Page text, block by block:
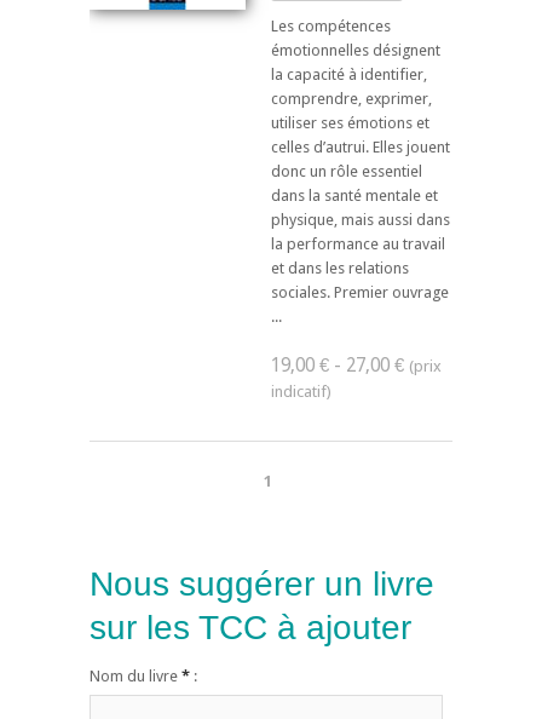
Les compétences
émotionnelles désignent
la capacité à identifier,
comprendre, exprimer,
utiliser ses émotions et
celles d’autrui. Elles jouent
donc un rôle essentiel
dans la santé mentale et
physique, mais aussi dans
la performance au travail
et dans les relations
sociales. Premier ouvrage
...
19,00 € - 27,00 €
1
Nous suggérer un livre
sur les TCC à ajouter
Nom du livre * :